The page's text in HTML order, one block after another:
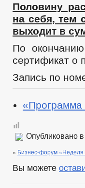
Половину
на себя, тем
выходит в
По
сертификат о
Запись по
«Программа
Опубликовано
« Бизнес-форум «Неделя
Вы можете